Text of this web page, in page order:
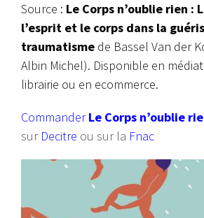
Source : Le Corps n’oublie rien :
l’esprit et le corps dans la
traumatisme de Bassel Van der
Albin Michel). Disponible en
librairie ou en ecommerce.
CommanderLe Corps n’oublie
sur Decitre ou sur la Fnac